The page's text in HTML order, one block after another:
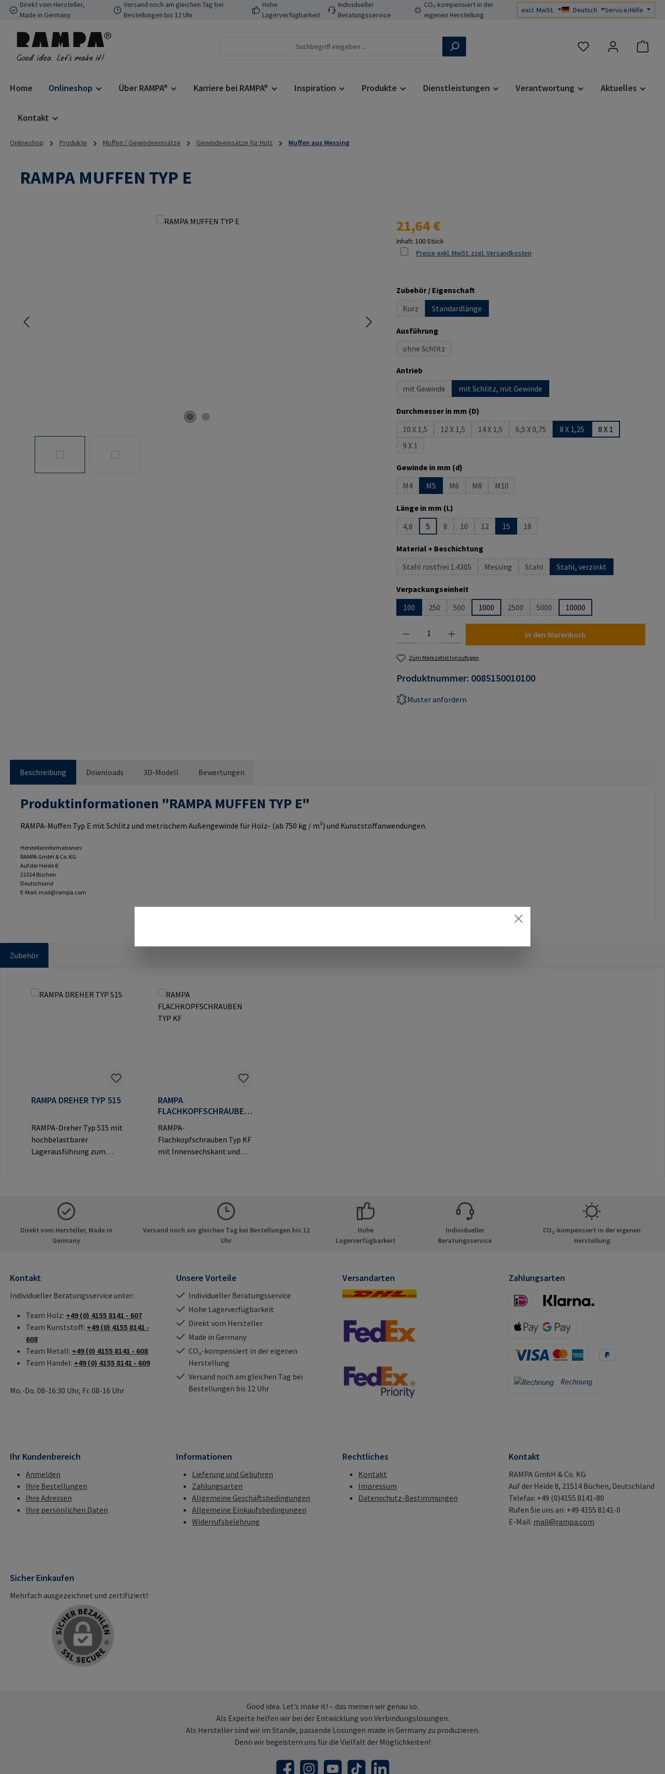
Hauptinhalt springen
Zur Suche springen
Zur Hauptnavigation springen
Direkt vom Hersteller,
Made in Germany
Versand noch am gleichen Tag bei
Bestellungen bis 12 Uhr
Hohe
Lagerverfügbarkeit
Individueller
Beratungsservice
CO₂-kompensiert in der
eigenen Herstellung
excl. MwSt. Deutsch Service/Hilfe
Du hast 0 Produkte auf
Home Onlineshop Über RAMPA® Karriere bei RAMPA® Inspiration Produkte Dienstleistungen Verantwortung Aktuelles
Kontakt
Onlineshop Produkte Muffen / Gewindeeinsätze Gewindeeinsätze für Holz Muffen aus Messing
RAMPA MUFFEN TYP E
Regulärer Preis:
21,64 €
Inhalt: 100 Stück
Preise exkl. MwSt. zzgl. Versandkosten
Zubehör / Eigenschaftauswählen
Kurz
(Diese Option ist zurzeit nicht verfügbar.)
Standardlänge
Ausführungauswählen
ohne Schlitz
(Diese Option ist zurzeit nicht verfügbar.)
Antriebauswählen
mit Gewinde
(Diese Option ist zurzeit nicht verfügbar.)
mit Schlitz, mit Gewinde
Durchmesser in mm (D)auswählen
10 X 1,5
(Diese Option ist zurzeit nicht verfügbar.)
12 X 1,5
(Diese Option ist zurzeit nicht verfügbar.)
14 X 1,5
(Diese Option ist zurzeit nicht verfügbar.)
6,5 X 0,75
(Diese Option ist zurzeit nicht verfügbar.)
8 X 1,25
8 X 1
9 X 1
(Diese Option ist zurzeit nicht verfügbar.)
Gewinde in mm (d)auswählen
M4
(Diese Option ist zurzeit nicht verfügbar.)
M5 M6
(Diese Option ist zurzeit nicht verfügbar.)
M8
(Diese Option ist zurzeit nicht verfügbar.)
M10
(Diese Option ist zurzeit nicht verfügbar.)
Länge in mm (L)auswählen
4,8
(Diese Option ist zurzeit nicht verfügbar.)
5 8
(Diese Option ist zurzeit nicht verfügbar.)
10
(Diese Option ist zurzeit nicht verfügbar.)
12
(Diese Option ist zurzeit nicht verfügbar.)
15 18
(Diese Option ist zurzeit nicht verfügbar.)
Material + Beschichtungauswählen
Stahl rostfrei 1.4305
(Diese Option ist zurzeit nicht verfügbar.)
Messing
(Diese Option ist zurzeit nicht verfügbar.)
Stahl
(Diese Option ist zurzeit nicht verfügbar.)
Stahl, verzinkt
Verpackungseinheitauswählen
100
250
(Diese Option ist zurzeit nicht verfügbar.)
500
(Diese Option ist zurzeit nicht verfügbar.)
1000 2500
(Diese Option ist zurzeit nicht verfügbar.)
5000
(Diese Option ist zurzeit nicht verfügbar.)
10000
In den Warenkorb
Zum Merkzettel hinzufügen
Produktnummer: 0085150010100
Muster anfordern
Beschreibung Downloads 3D-Modell Bewertungen
Produktinformationen "RAMPA MUFFEN TYP E"
RAMPA-Muffen Typ E mit Schlitz und metrischem Außengewinde für Holz- (ab 750 kg / m³) und Kunststoffanwendungen.
Herstellerinformationen:
RAMPA GmbH & Co. KG
Auf der Heide 8
21514 Büchen
Deutschland
E-Mail: mail@rampa.com
Zubehör
RAMPA DREHER TYP 515
RAMPA-Dreher Typ 515 mit
hochbelastbarer
Lagerausführung zum
RAMPA-Muffen zu
verwenden.Herstellerinfor
mationen: RAMPA GmbH &
Co. KG Auf der Heide 8 21514
RAMPA
FLACHKOPFSCHRAUBEN
RAMPA-
Flachkopfschrauben Typ KF
mit Innensechskant und
& Co. KG Auf der Heide 8
21514 Büchen Deutschland
E-Mail: mail@rampa.com
Direkt vom Hersteller, Made in
Germany
Versand noch am gleichen Tag bei Bestellungen bis 12
Uhr
Hohe
Lagerverfügbarkeit
Individueller
Beratungsservice
CO₂-kompensiert in der eigenen
Herstellung
Kontakt
Individueller Beratungsservice unter:
Team Holz: +49 (0) 4155 8141 - 607
Team Kunststoff: +49 (0) 4155 8141 -
608
Team Metall: +49 (0) 4155 8141 - 608
Team Handel: +49 (0) 4155 8141 - 609
Mo.-Do. 08-16:30 Uhr, Fr. 08-16 Uhr
Unsere Vorteile
Individueller Beratungsservice
Hohe Lagerverfügbarkeit
Direkt vom Hersteller
Made in Germany
CO₂-kompensiert in der eigenen
Herstellung
Versand noch am gleichen Tag bei
Bestellungen bis 12 Uhr
Versandarten Zahlungsarten
Rechnung
Rechnung
Ihr Kundenbereich
Anmelden
Ihre Bestellungen
Ihre Adressen
Ihre persönlichen Daten
Informationen
Lieferung und Gebühren
Zahlungsarten
Allgemeine Geschäftsbedingungen
Allgemeine Einkaufsbedingungen
Widerrufsbelehrung
Rechtliches
Kontakt
Impressum
Datenschutz-Bestimmungen
Kontakt
RAMPA GmbH & Co. KG
Auf der Heide 8, 21514 Büchen, Deutschland
Telefax: +49 (0)4155 8141-80
Rufen Sie uns an: +49 4155 8141-0
E-Mail: mail@rampa.com
Sicher Einkaufen
Mehrfach ausgezeichnet und zertifiziert!
Good idea. Let’s make it! – das meinen wir genau so.
Als Experte helfen wir bei der Entwicklung von Verbindungslösungen.
Als Hersteller sind wir im Stande, passende Lösungen made in Germany zu produzieren.
Denn wir begeistern uns für die Vielfalt der Möglichkeiten!